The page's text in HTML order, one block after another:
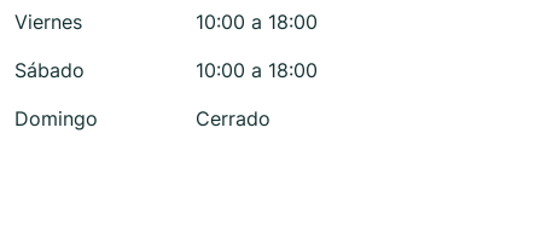
Viernes
10:00 a 18:00
Sábado
10:00 a 18:00
Domingo
Cerrado